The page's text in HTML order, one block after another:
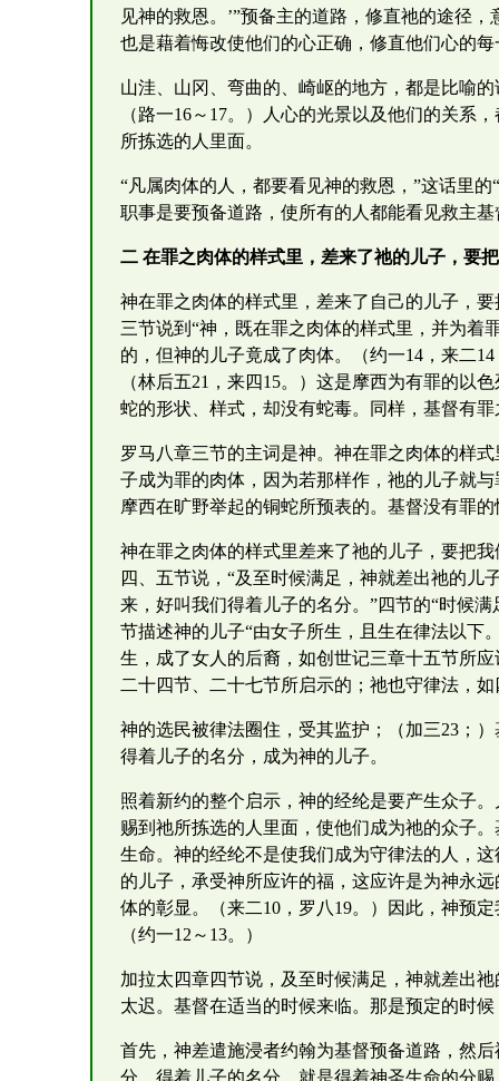
见神的救恩。’”预备主的道路，修直祂的途径
也是藉着悔改使他们的心正确，修直他们心的
山洼、山冈、弯曲的、崎岖的地方，都是比喻
（路一16～17。）人心的光景以及他们的关系
所拣选的人里面。
“凡属肉体的人，都要看见神的救恩，”这话里
职事是要预备道路，使所有的人都能看见救主
二 在罪之肉体的样式里，差来了祂的儿子，要
神在罪之肉体的样式里，差来了自己的儿子，
三节说到“神，既在罪之肉体的样式里，并为着
的，但神的儿子竟成了肉体。（约一14，来二
（林后五21，来四15。）这是摩西为有罪的以
蛇的形状、样式，却没有蛇毒。同样，基督有
罗马八章三节的主词是神。神在罪之肉体的样
子成为罪的肉体，因为若那样作，祂的儿子就
摩西在旷野举起的铜蛇所预表的。基督没有罪
神在罪之肉体的样式里差来了祂的儿子，要把
四、五节说，“及至时候满足，神就差出祂的
来，好叫我们得着儿子的名分。”四节的“时候
节描述神的儿子“由女子所生，且生在律法以下
生，成了女人的后裔，如创世记三章十五节所
二十四节、二十七节所启示的；祂也守律法，
神的选民被律法圈住，受其监护；（加三23；
得着儿子的名分，成为神的儿子。
照着新约的整个启示，神的经纶是要产生众子
赐到祂所拣选的人里面，使他们成为祂的众子
生命。神的经纶不是使我们成为守律法的人，
的儿子，承受神所应许的福，这应许是为神永
体的彰显。（来二10，罗八19。）因此，神预
（约一12～13。）
加拉太四章四节说，及至时候满足，神就差出
太迟。基督在适当的时候来临。那是预定的时
首先，神差遣施浸者约翰为基督预备道路，然
分。得着儿子的名分，就是得着神圣生命的分